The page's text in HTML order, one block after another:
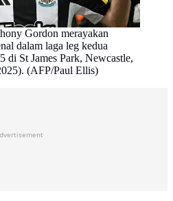
Gordon merayakan
dalam laga leg kedua
di St James Park, Newcastle,
(AFP/Paul Ellis)